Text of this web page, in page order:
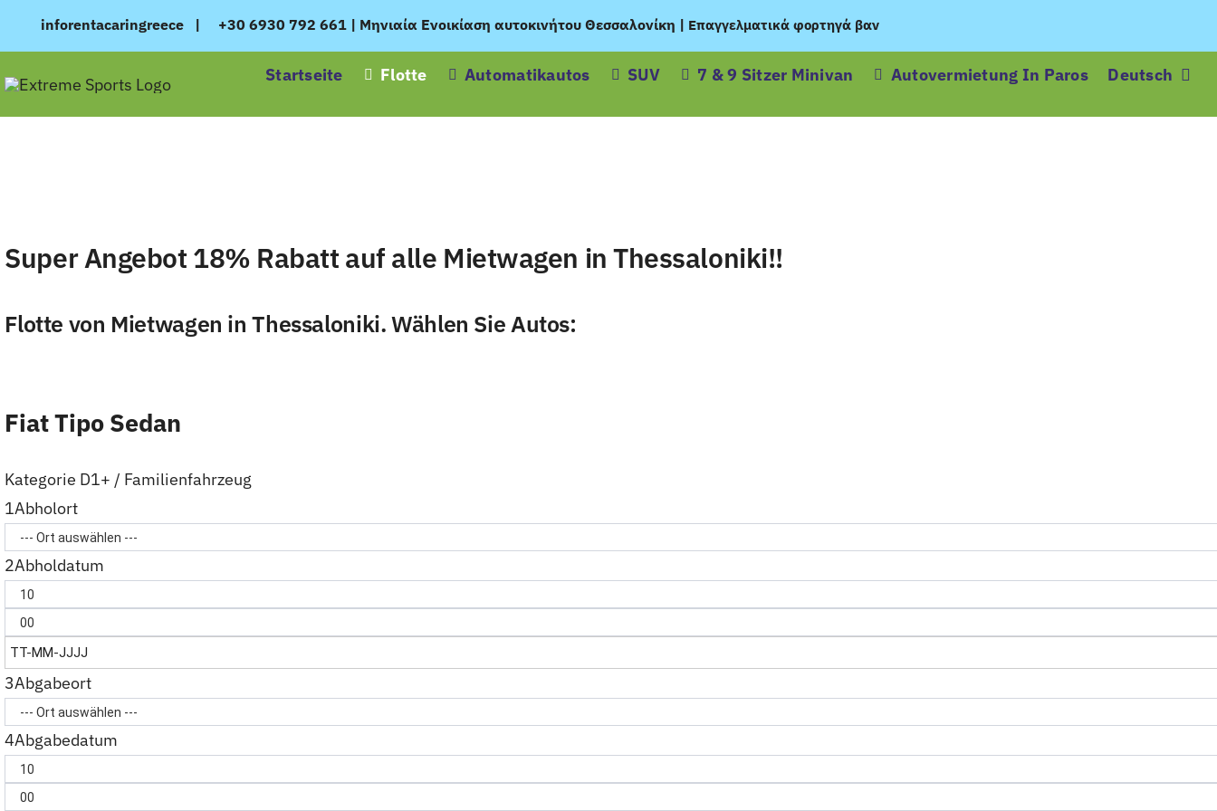
inforentacaringreece | +30 6930 792 661 | Μηνιαία Ενοικίαση αυτοκινήτου Θεσσαλονίκη | Επαγγελματικά φορτηγά βαν
Startseite Flotte Automatikautos SUV 7 & 9 Sitzer Minivan Autovermietung In Paros Deutsch
Super Angebot 18% Rabatt auf alle Mietwagen in Thessaloniki!!
Flotte von Mietwagen in Thessaloniki. Wählen Sie Autos:
Fiat Tipo Sedan
Kategorie D1+ / Familienfahrzeug
1Abholort
2Abholdatum
3Abgabeort
4Abgabedatum